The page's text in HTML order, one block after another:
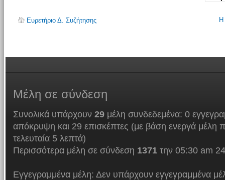
Ευρετήριο Δ. Συζήτησης Η
Μέλη σε σύνδεση
Συνολικά υπάρχουν 29μέλη συνδεδεμένα: 0
απόκρυψη και 29 επισκέπτες (με βάση ενεργά μέλη
τελευταία 5 λεπτά)
Περισσότερα μέλη σε σύνδεση 1371την 05:30 am
Εγγεγραμμένα μέλη: Δεν υπάρχουν εγγεγραμμένα